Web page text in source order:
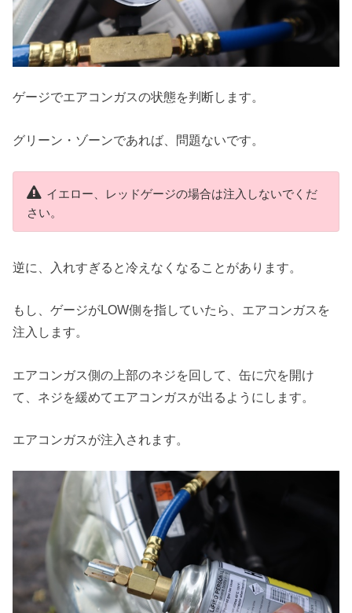
ゲージでエアコンガスの状態を判断します。
グリーン・ゾーンであれば、問題ないです。
イエロー、レッドゲージの場合は注入しないでくだ
さい。
逆に、入れすぎると冷えなくなることがあります。
もし、ゲージがLOW側を指していたら、エアコンガスを
注入します。
エアコンガス側の上部のネジを回して、缶に穴を開け
て、ネジを緩めてエアコンガスが出るようにします。
エアコンガスが注入されます。